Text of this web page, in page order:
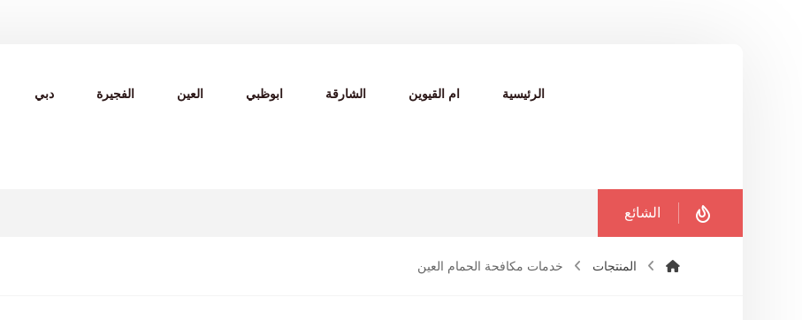
الرئيسية ام القيوين الشارقة ابوظبي العين الفجيرة دبي
الشائع
المنتجات خدمات مكافحة الحمام العين